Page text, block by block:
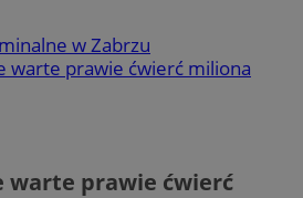
w Zabrzu
warte prawie ćwierć miliona
warte prawie ćwierć